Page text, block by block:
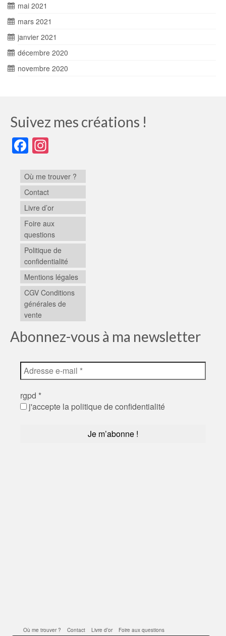
mai 2021
mars 2021
janvier 2021
décembre 2020
novembre 2020
Suivez mes créations !
Facebook
Où me trouver ?
Contact
Livre d’or
Foire aux
questions
Politique de
confidentialité
Mentions légales
CGV Conditions
générales de
vente
Abonnez-vous à ma newsletter
rgpd *
j'accepte la politique de confidentialité
Où me trouver ? Contact Livre d’or Foire aux questions